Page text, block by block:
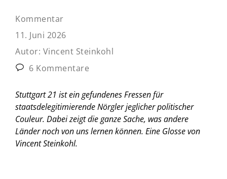
Kommentar
11. Juni 2026
Autor: Vincent Steinkohl
6 Kommentare
Stuttgart 21 ist ein gefundenes Fressen für
staatsdelegitimierende Nörgler jeglicher politischer
Couleur. Dabei zeigt die ganze Sache, was andere
Länder noch von uns lernen können. Eine Glosse von
Vincent Steinkohl.